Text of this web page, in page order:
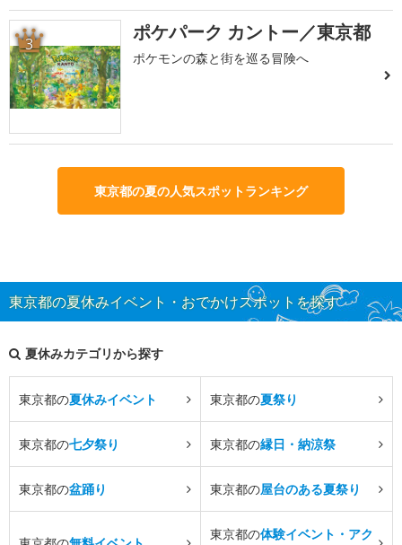
3 ポケパーク カントー／東京都
ポケモンの森と街を巡る冒険へ
東京都の夏の人気スポットランキング
東京都の夏休みイベント・おでかけスポットを探す
夏休みカテゴリから探す
東京都の夏休みイベント 東京都の夏祭り
東京都の七夕祭り 東京都の縁日・納涼祭
東京都の盆踊り 東京都の屋台のある夏祭り
東京都の体験イベント・アク